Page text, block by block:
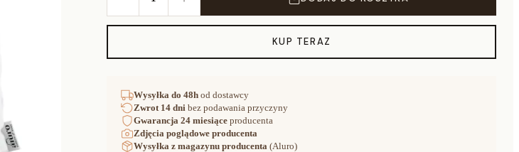
KUP TERAZ
Wysyłkado 48h od dostawcy
Zwrot 14 dni bez podawania przyczyny
Gwarancja24 miesiące producenta
Zdjęcia poglądowe producenta
Wysyłka z magazynu producenta (Aluro)